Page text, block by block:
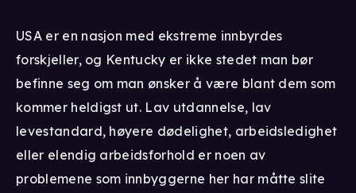
USA er en nasjon med ekstreme innbyrdes
forskjeller, og Kentucky er ikke stedet man bør
befinne seg om man ønsker å være blant dem som
kommer heldigst ut. Lav utdannelse, lav
levestandard, høyere dødelighet, arbeidsledighet
eller elendig arbeidsforhold er noen av
problemene som innbyggerne her har måtte slite